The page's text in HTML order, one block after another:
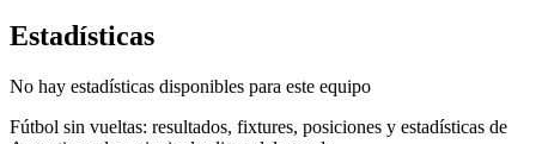
Estadísticas
No hay estadísticas disponibles para este equipo
Fútbol sin vueltas: resultados, fixtures, posiciones y estadísticas de